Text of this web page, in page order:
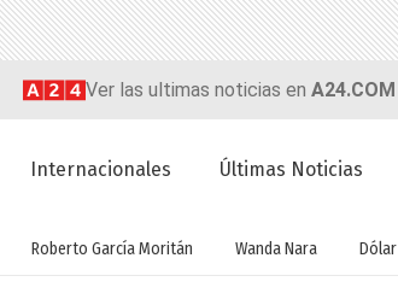
Ver las ultimas noticias en A24.COM
Internacionales Últimas Noticias
Roberto García Moritán Wanda Nara Dólar